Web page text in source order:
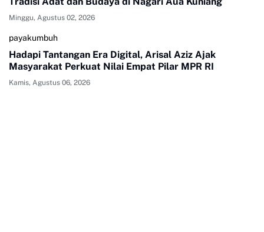
Minggu, Agustus 02, 2026
payakumbuh
Hadapi Tantangan Era Digital, Arisal Aziz Ajak
Masyarakat Perkuat Nilai Empat Pilar MPR RI
Kamis, Agustus 06, 2026